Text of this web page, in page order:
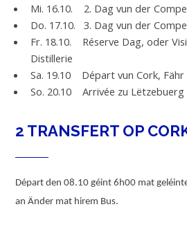
Mi. 16.10. 2. Dag vun der
Do. 17.10. 3. Dag vun der
Fr. 18.10. Réserve Dag, oder
Distillerie
Sa. 19.10 Départ vun Cork, Fähr
So. 20.10 Arrivée zu Lëtzebuerg
2 TRANSFERT OP
Départ den 08.10 géint 6h00 mat
an Änder mat hirem Bus.